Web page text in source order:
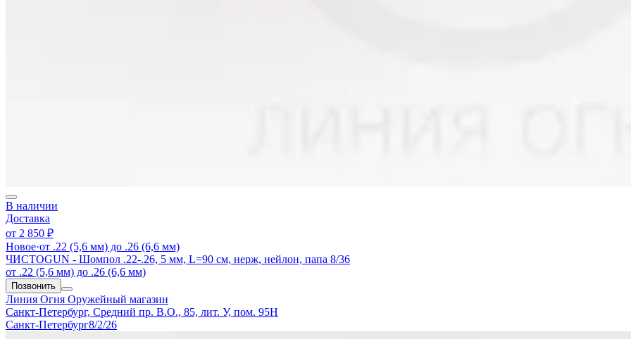
В наличии
Доставка
от 2 850 ₽
Новое·от .22 (5,6 мм) до .26 (6,6 мм)
ЧИСТОGUN - Шомпол .22-.26, 5 мм, L=90 см, нерж, нейлон, папа 8/36
от .22 (5,6 мм) до .26 (6,6 мм)
Позвонить
Линия Огня Оружейный магазин
Санкт-Петербург, Средний пр. В.О., 85, лит. У, пом. 95Н
Санкт-Петербург8/2/26